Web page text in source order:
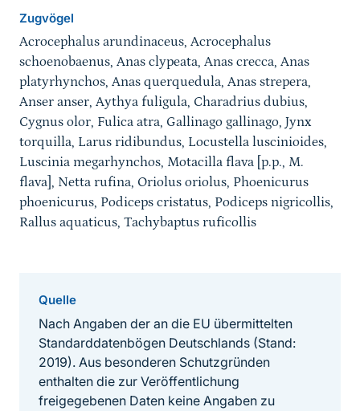
Zugvögel
Acrocephalus arundinaceus, Acrocephalus
schoenobaenus, Anas clypeata, Anas crecca, Anas
platyrhynchos, Anas querquedula, Anas strepera,
Anser anser, Aythya fuligula, Charadrius dubius,
Cygnus olor, Fulica atra, Gallinago gallinago, Jynx
torquilla, Larus ridibundus, Locustella luscinioides,
Luscinia megarhynchos, Motacilla flava [p.p., M.
flava], Netta rufina, Oriolus oriolus, Phoenicurus
phoenicurus, Podiceps cristatus, Podiceps nigricollis,
Rallus aquaticus, Tachybaptus ruficollis
Quelle
Nach Angaben der an die EU übermittelten
Standarddatenbögen Deutschlands (Stand:
2019). Aus besonderen Schutzgründen
enthalten die zur Veröffentlichung
freigegebenen Daten keine Angaben zu